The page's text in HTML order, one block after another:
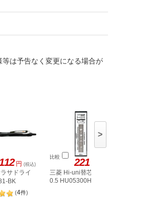
は予告なく変更になる場合が
円 (税込)
サドライ
BK
(4件)
比較 221
三菱 Hi-uni替芯 HB
0.5 HU05300HB
>